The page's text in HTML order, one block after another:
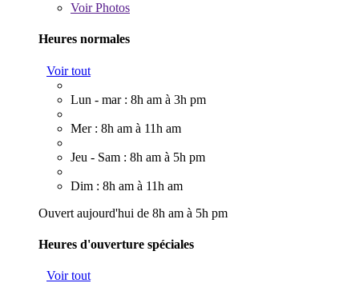
VoirPhotos
Heures normales
Voir tout
Lun - mar : 8h am à 3h pm
Mer : 8h am à 11h am
Jeu - Sam : 8h am à 5h pm
Dim : 8h am à 11h am
Ouvert aujourd'hui de 8h am à 5h pm
Heures d'ouverture spéciales
Voir tout